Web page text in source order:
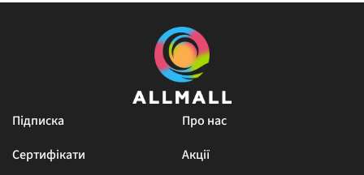
Підписка
Про нас
Сертифікати
Акції